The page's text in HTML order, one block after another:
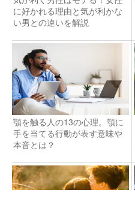
に好かれる理由と気が利かな
い男との違いを解説
顎を触る人の13の心理。顎に
手を当てる行動が表す意味や
本音とは？